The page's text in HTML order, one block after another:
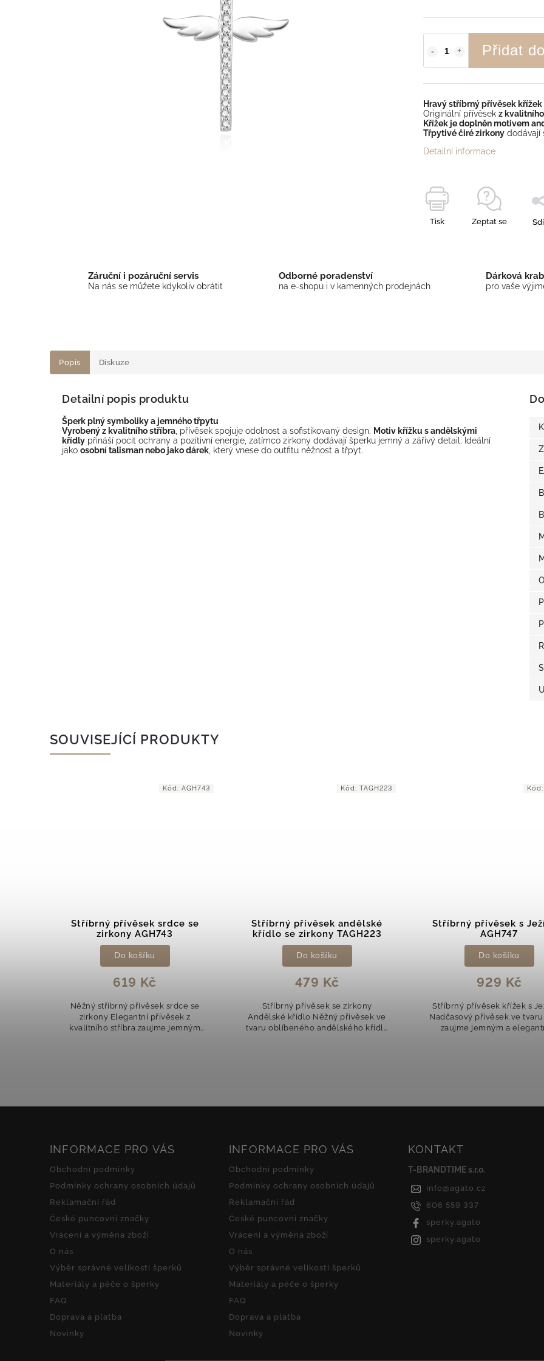
Přidat
Hravý stříbrný přívěsek
Originální přívěsek z
Křížek je doplněn motivem
Třpytivé čiré zirkony dodávají
Detailní informace
Tisk Zeptat se
Záruční i pozáruční servis
Na nás se můžete kdykoliv obrátit
Odborné poradenství
na e-shopu i v kamenných prodejnách
Dárková
pro vaše
Popis Diskuze
Detailní popis produktu
Šperk plný symboliky a jemného třpytu
Vyrobený z kvalitního stříbra, přívěsek spojuje odolnost a sofistikovaný design. Motiv křížku s andělskými
křídly přináší pocit ochrany a pozitivní energie, zatímco zirkony dodávají šperku jemný a zářivý detail. Ideální
jako osobní talisman nebo jako dárek, který vnese do outfitu něžnost a třpyt.
SOUVISEJÍCÍ PRODUKTY
Stříbrný přívěsek srdce se
zirkony AGH743
619 Kč
Do košíku
Něžný stříbrný přívěsek srdce se
zirkony Elegantní přívěsek z
kvalitního stříbra zaujme jemným
Kód: AGH743
Stříbrný přívěsek andělské
křídlo se zirkony TAGH223
479 Kč
Do košíku
Stříbrný přívěsek se zirkony
Andělské křídlo Něžný přívěsek ve
tvaru oblíbeného andělského křídla
Kód: TAGH223
Stříbrný přívěsek s
AGH747
929 Kč
Do košíku
Stříbrný přívěsek křížek s
Nadčasový přívěsek ve
zaujme jemným a
INFORMACE PRO VÁS
Obchodní podmínky
Podmínky ochrany osobních údajů
Reklamační řád
České puncovní značky
Vrácení a výměna zboží
O nás
Výběr správné velikosti šperků
Materiály a péče o šperky
FAQ
Doprava a platba
Novinky
INFORMACE PRO VÁS
Obchodní podmínky
Podmínky ochrany osobních údajů
Reklamační řád
České puncovní značky
Vrácení a výměna zboží
O nás
Výběr správné velikosti šperků
Materiály a péče o šperky
FAQ
Doprava a platba
Novinky
KONTAKT
T-BRANDTIME s.r.o.
info @agato.cz
606 559 337
sperky.agato
sperky.agato